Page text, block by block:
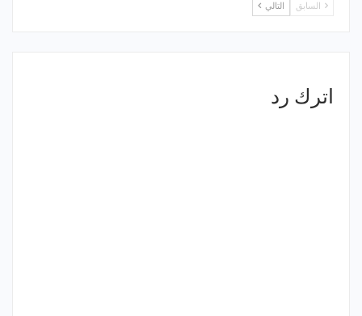
السابق التالي
اترك رد